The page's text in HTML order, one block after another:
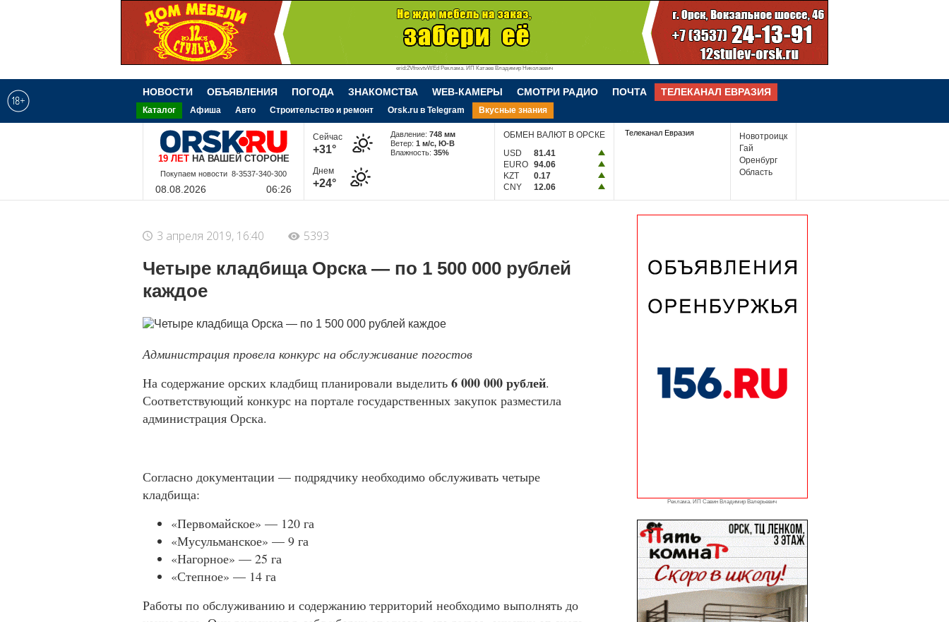
erid:2VfnxvtvWEd Реклама. ИП Катаев Владимир Николаевич
НОВОСТИ ОБЪЯВЛЕНИЯ ПОГОДА ЗНАКОМСТВА WEB-КАМЕРЫ СМОТРИ РАДИО ПОЧТА ТЕЛЕКАНАЛ ЕВРАЗИЯ
Каталог Афиша Авто Строительство и ремонт Orsk.ru в Telegram Вкусные знания
19 ЛЕТНА ВАШЕЙ СТОРОНЕ
8-9-228-340-300
Сейчас
+31°
Днем
+24°
Давление:748 мм
Ветер:1 м/c, Ю-В
Влажность:35%
ОБМЕН ВАЛЮТ В ОРСКЕ
USD
81.41
EURO 94.06
KZT
0.17
CNY
12.06
Телеканал Евразия
Новотроицк
Гай
Оренбург
Область
Реклама. ИП Савин Владимир Валерьевич
3 апреля 2019, 16:40 5393
Четыре кладбища Орска — по 1 500 000 рублей
каждое
Администрация провела конкурс на обслуживание погостов
На содержание орских кладбищ планировали выделить 6 000 000 рублей.
Соответствующий конкурс на портале государственных закупок разместила
администрация Орска.
Согласно документации — подрядчику необходимо обслуживать четыре
кладбища:
«Первомайское» — 120 га
«Мусульманское» — 9 га
«Нагорное» — 25 га
«Степное» — 14 га
Работы по обслуживанию и содержанию территорий необходимо выполнять до